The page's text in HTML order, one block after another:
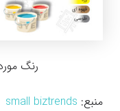
رنگ
منبع: small biztrends